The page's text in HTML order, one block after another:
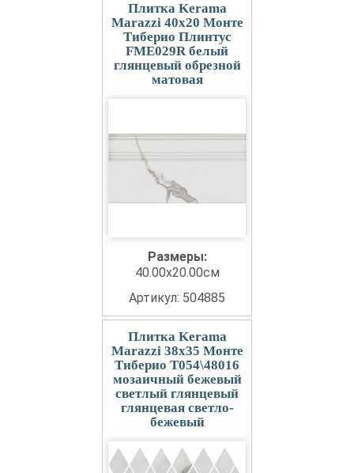
Плитка Kerama
Marazzi 40x20 Монте
Тиберио Плинтус
FME029R белый
глянцевый обрезной
матовая
Размеры:
40.00x20.00см
Артикул: 504885
Плитка Kerama
Marazzi 38x35 Монте
Тиберио T054\48016
мозаичный бежевый
светлый глянцевый
глянцевая светло-
бежевый